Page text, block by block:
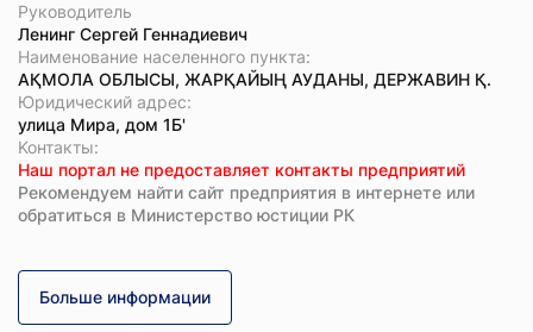
Руководитель
Ленинг Сергей Геннадиевич
Наименование населенного пункта:
АҚМОЛА ОБЛЫСЫ, ЖАРҚАЙЫҢ АУДАНЫ, ДЕРЖАВИН Қ.
Юридический адрес:
улица Мира, дом 1Б'
Koнтaкты:
Наш портал не предоставляет контакты предприятий
Рекомендуем найти сайт предприятия в интернете или
обратиться в Министерство юстиции РК
Больше информации